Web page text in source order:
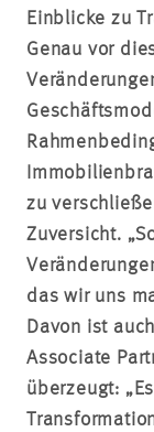
Einblicke zu
Genau vor
zu
Zuversicht.
das wir uns
Davon ist
Associate
überzeugt: